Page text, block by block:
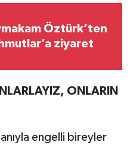
Öztürk’ten
ziyaret
ONLARIN
engelli bireyler